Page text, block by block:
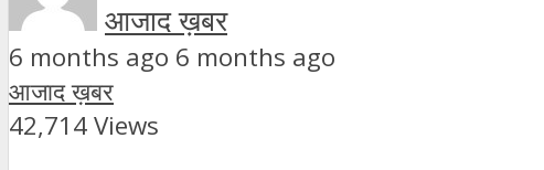
आजाद ख़बर
6 months ago 6 months ago
आजाद ख़बर
42,714 Views